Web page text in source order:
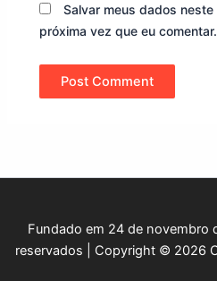
Salvar meus dados
próxima vez que eu comentar.
Fundado em 24 de novembro
reservados | Copyright © 2026